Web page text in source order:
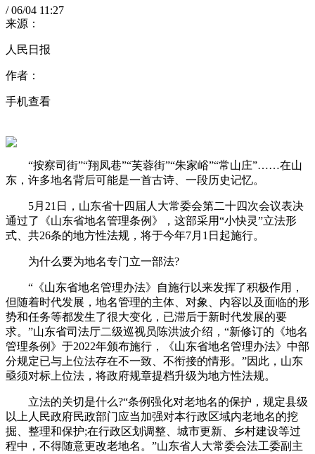
/ 06/04 11:27
来源：
人民日报
作者：
手机查看
“按察司街”“翔凤巷”“芙蓉街”“朱家峪”“常山庄”……在山
东，许多地名背后可能是一首古诗、一段历史记忆。
5月21日，山东省十四届人大常委会第二十四次会议表决
通过了《山东省地名管理条例》，这部采用“小快灵”立法形
式、共26条的地方性法规，将于今年7月1日起施行。
为什么要为地名专门立一部法?
“《山东省地名管理办法》自施行以来发挥了积极作用，
但随着时代发展，地名管理的主体、对象、内容以及面临的形
势和任务等都发生了很大变化，已滞后于新时代发展的要
求。”山东省司法厅二级巡视员陈洪波介绍，“新修订的《地名
管理条例》于2022年颁布施行，《山东省地名管理办法》中部
分规定已与上位法存在不一致、不衔接的情形。”因此，山东
亟须对标上位法，将政府规章提档升级为地方性法规。
立法的关切是什么?“条例强化对老地名的保护，规定县级
以上人民政府民政部门应当加强对本行政区域内老地名的挖
掘、整理和保护;在行政区划调整、城市更新、乡村建设等过
程中，不得随意更改老地名。”山东省人大常委会法工委副主